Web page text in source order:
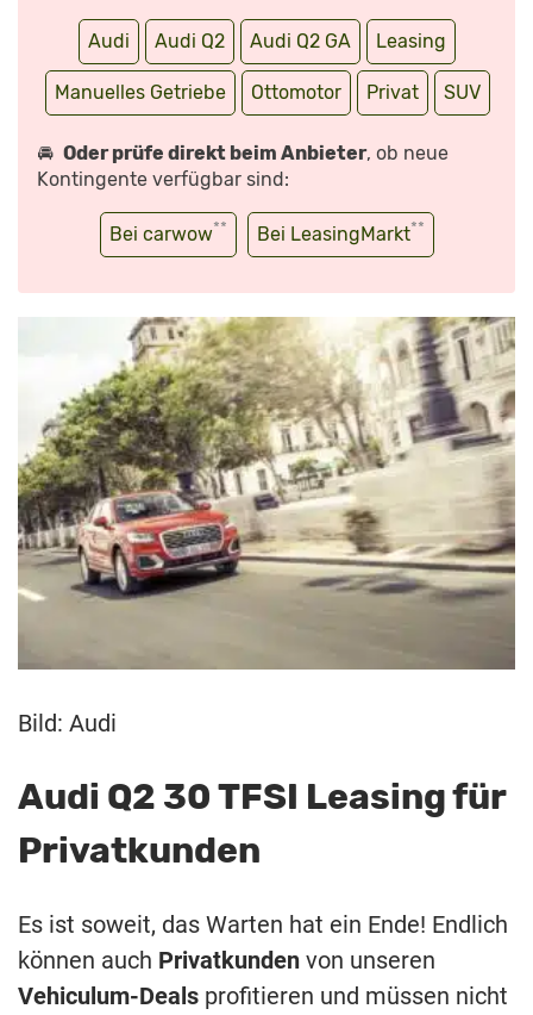
Audi Audi Q2 Audi Q2 GA Leasing
Manuelles Getriebe Ottomotor Privat SUV
🚘 Oder prüfe direkt beim Anbieter, ob neue
Kontingente verfügbar sind:
Bei carwow** Bei LeasingMarkt**
Bild: Audi
Audi Q2 30 TFSI Leasing für
Privatkunden
Es ist soweit, das Warten hat ein Ende! Endlich
können auch Privatkunden von unseren
Vehiculum-Deals profitieren und müssen nicht